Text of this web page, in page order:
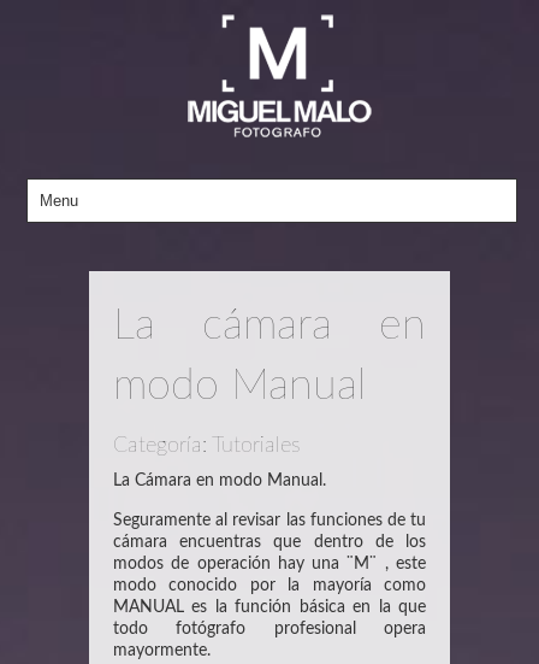
La cámara en
modo Manual
Categoría: Tutoriales
La Cámara en modo Manual.
Seguramente al revisar las funciones de tu
cámara encuentras que dentro de los
modos de operación hay una ¨M¨ , este
modo conocido por la mayoría como
MANUAL es la función básica en la que
todo fotógrafo profesional opera
mayormente.